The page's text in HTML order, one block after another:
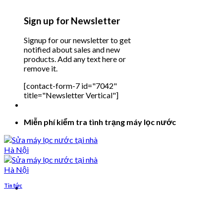
Sign up for Newsletter
Signup for our newsletter to get
notified about sales and new
products. Add any text here or
remove it.
[contact-form-7 id="7042"
title="Newsletter Vertical"]
Miễn phí kiểm tra tình trạng máy lọc nước
Tin tức